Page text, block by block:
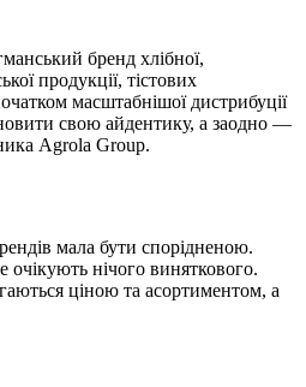
бренд хлібної,
продукції, тістових
масштабнішої дистрибуції
свою айдентику, а заодно —
Agrola Group.
мала бути спорідненою.
очікують нічого виняткового.
ціною та асортиментом, а